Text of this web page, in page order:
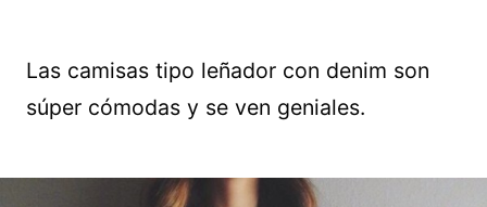
Las camisas tipo leñador con denim son
súper cómodas y se ven geniales.